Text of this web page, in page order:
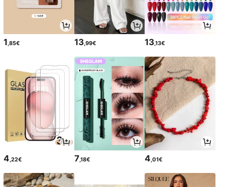
1 ,85€ 13,99€ 13,13€
4,22€ 7,18€ 4,01€